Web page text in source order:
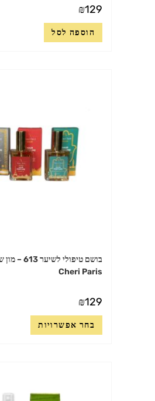
₪129
הוספה לסל
Cheri Paris
₪129
בחר אפשרויות
למוצר
יש
בעמוד